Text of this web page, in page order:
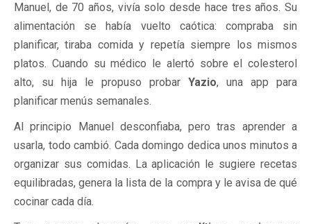
Manuel, de 70 años, vivía solo desde hace tres años. Su
alimentación se había vuelto caótica: compraba sin
planificar, tiraba comida y repetía siempre los mismos
platos. Cuando su médico le alertó sobre el colesterol
alto, su hija le propuso probar Yazio, una app para
planificar menús semanales.
Al principio Manuel desconfiaba, pero tras aprender a
usarla, todo cambió. Cada domingo dedica unos minutos a
organizar sus comidas. La aplicación le sugiere recetas
equilibradas, genera la lista de la compra y le avisa de qué
cocinar cada día.